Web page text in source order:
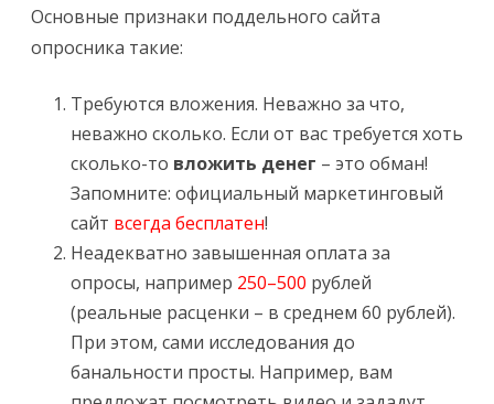
Основные признаки поддельного сайта
опросника такие:
Требуются вложения. Неважно за что,
неважно сколько. Если от вас требуется хоть
сколько-то вложить денег – это обман!
Запомните: официальный маркетинговый
сайт всегда бесплатен!
Неадекватно завышенная оплата за
опросы, например 250–500 рублей
(реальные расценки – в среднем 60 рублей).
При этом, сами исследования до
банальности просты. Например, вам